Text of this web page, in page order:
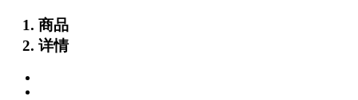
商品
详情